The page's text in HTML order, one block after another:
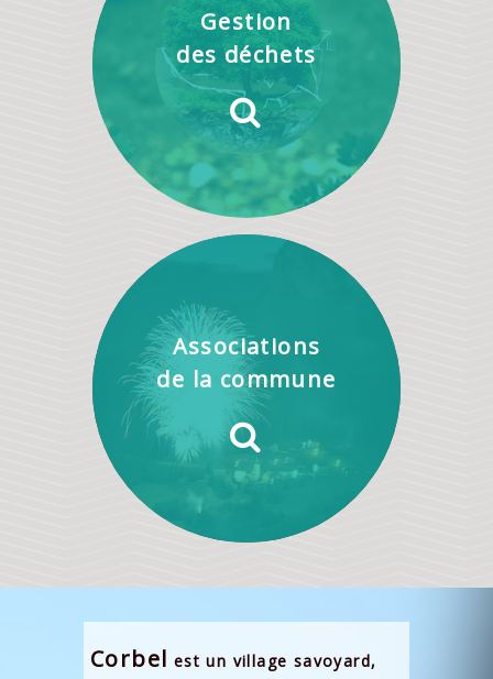
Gestion
des déchets
Associations
de la commune
Corbel est un village savoyard,